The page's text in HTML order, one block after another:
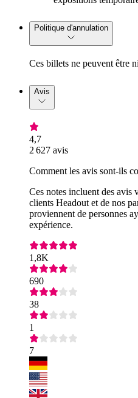
Politique d'annulation
Ces billets ne peuvent être
Avis
4,7
2 627 avis
Comment les avis sont-ils
Ces notes incluent des avis
clients Headout et de nos
proviennent de personnes
expérience.
1,8K
690
38
1
7